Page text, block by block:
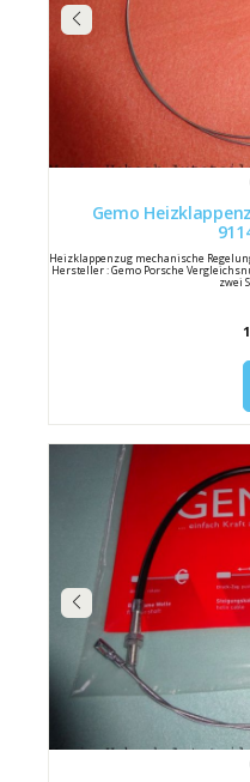
Gemo Heizklappenzug
Heizklappenzug mechanische
Hersteller : Gemo Porsche
zwei